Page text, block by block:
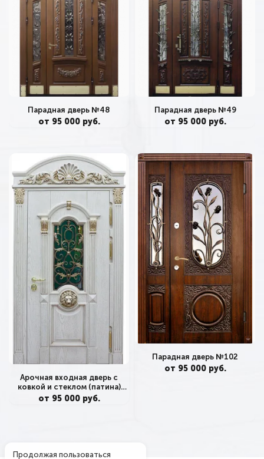
Парадная дверь №48
от 95 000 руб.
Парадная дверь №49
от 95 000 руб.
Арочная входная дверь с
ковкой и стеклом (патина)
№362
от 95 000 руб.
Парадная дверь №102
от 95 000 руб.
Продолжая пользоваться